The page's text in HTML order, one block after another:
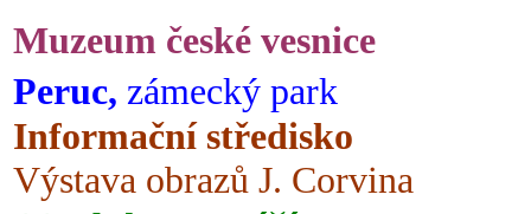
Muzeum české vesnice
Peruc, zámecký park
Informační středisko
Výstava obrazů J. Corvina